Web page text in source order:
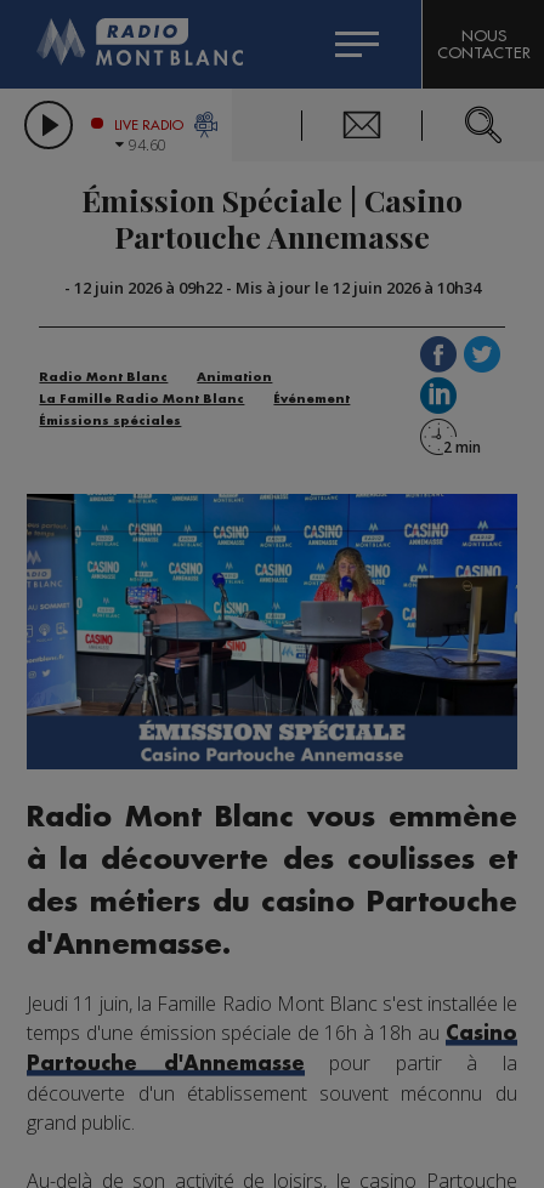
LES CHRONIQUES DE L'EXPERT
CITIZEN MACHINERY
GRAND MASSIF DOMAINES SKIABLES
BIGARD
COMPAGNIE DU MONT-BLANC
NOUS
CONTACTER
LIVE RADIO
94.60
Émission Spéciale | Casino
Partouche Annemasse
- 12 juin 2026 à 09h22- Mis à jour le 12 juin 2026 à 10h34
Radio Mont Blanc
Animation
La Famille Radio Mont Blanc
Événement
Émissions spéciales
Radio Mont Blanc vous emmène
à la découverte des coulisses et
des métiers du casino Partouche
d'Annemasse.
Jeudi 11 juin, la Famille Radio Mont Blanc s'est installée le
temps d'une émission spéciale de 16h à 18h au Casino
Partouche d'Annemassepour partir à la
découverte d'un établissement souvent méconnu du
grand public.
Au-delà de son activité de loisirs, le casino Partouche